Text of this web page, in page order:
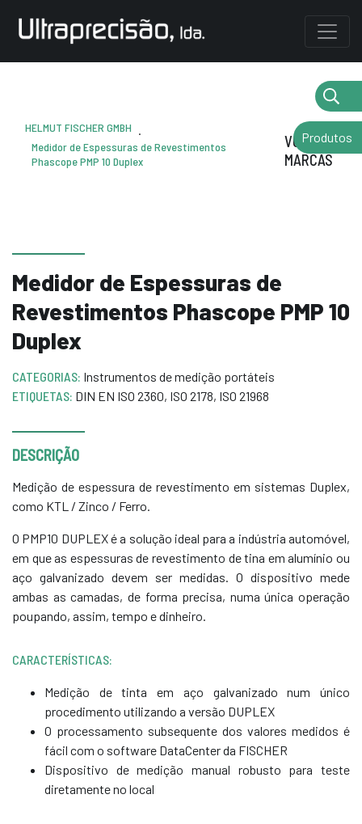
HELMUT FISCHER GMBH .
Medidor de Espessuras de Revestimentos
Phascope PMP 10 Duplex
VOLTAR AS
MARCAS
Medidor de Espessuras de
Revestimentos Phascope PMP 10
Duplex
CATEGORIAS: Instrumentos de medição portáteis
ETIQUETAS: DIN EN ISO 2360, ISO 2178, ISO 21968
DESCRIÇÃO
Medição de espessura de revestimento em sistemas Duplex,
como KTL / Zinco / Ferro.
O PMP10 DUPLEX é a solução ideal para a indústria automóvel,
em que as espessuras de revestimento de tina em alumínio ou
aço galvanizado devem ser medidas. O dispositivo mede
ambas as camadas, de forma precisa, numa única operação
poupando, assim, tempo e dinheiro.
CARACTERÍSTICAS:
Medição de tinta em aço galvanizado num único
procedimento utilizando a versão DUPLEX
O processamento subsequente dos valores medidos é
fácil com o software DataCenter da FISCHER
Dispositivo de medição manual robusto para teste
diretamente no local
Produtos